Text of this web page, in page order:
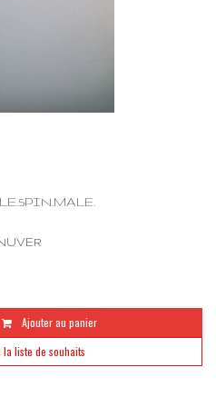
Ajouter au panier
la liste de souhaits